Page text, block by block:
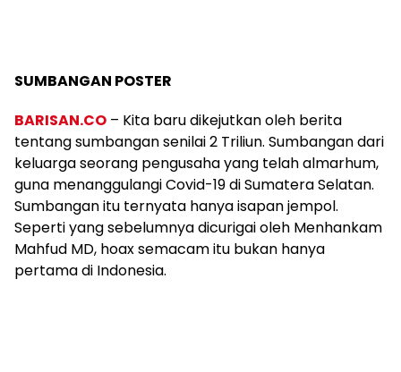
SUMBANGAN POSTER
BARISAN.CO – Kita baru dikejutkan oleh berita
tentang sumbangan senilai 2 Triliun. Sumbangan dari
keluarga seorang pengusaha yang telah almarhum,
guna menanggulangi Covid-19 di Sumatera Selatan.
Sumbangan itu ternyata hanya isapan jempol.
Seperti yang sebelumnya dicurigai oleh Menhankam
Mahfud MD, hoax semacam itu bukan hanya
pertama di Indonesia.